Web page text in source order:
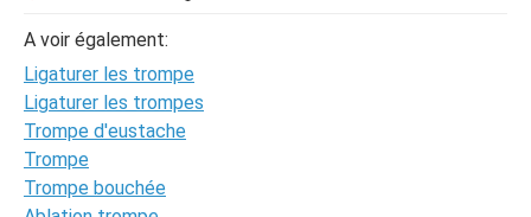
A voir également:
Ligaturer les trompe
Ligaturer les trompes
Trompe d'eustache
Trompe
Trompe bouchée